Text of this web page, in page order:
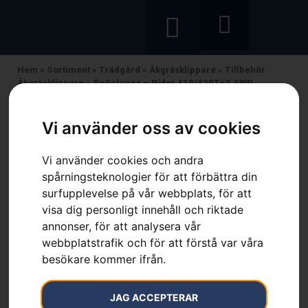
Vi använder oss av cookies
Vi använder cookies och andra
spårningsteknologier för att förbättra din
surfupplevelse på vår webbplats, för att
visa dig personligt innehåll och riktade
annonser, för att analysera vår
webbplatstrafik och för att förstå var våra
besökare kommer ifrån.
JAG ACCEPTERAR
Hem » Sortiment » Trädgård » Åkgräsklippare » Tillbehör
Åkgräsklippare»Snöslunga – Rider 419/420TsX AWD
Snöslunga – Rider
419/420TsX AWD
Artikelnummer: 596289301
Kategorier:
Åkgräsklippare,Tillbehör Åkgräsklippare
Trädgård
40 900 kr